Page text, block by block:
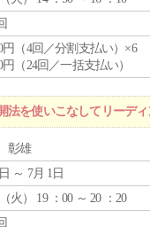
円（4回／分割支払い）×6
円（24回／一括支払い）
を使いこなしてリーディ
彰雄
～ 7月 1日
火 ） 19 ：00 ～ 20 ：20